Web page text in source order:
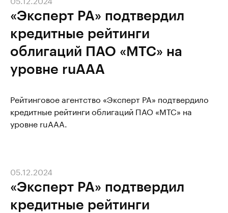
«Эксперт РА» подтвердил
кредитные рейтинги
облигаций ПАО «МТС» на
уровне ruAAA
Рейтинговое агентство «Эксперт РА» подтвердило
кредитные рейтинги облигаций ПАО «МТС» на
уровне ruAAA.
«Эксперт РА» подтвердил
кредитные рейтинги
05.12.2024